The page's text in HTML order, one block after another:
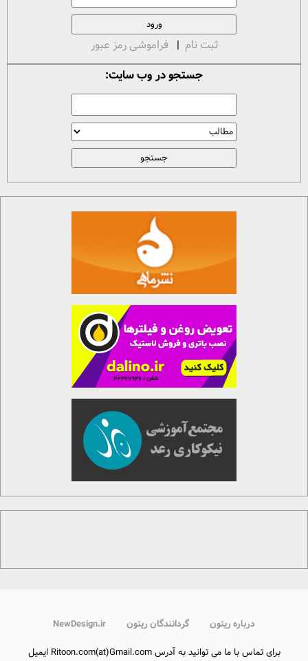
ثبت نام | فراموشی رمز عبور
جستجو در وب سایت:
درباره ریتون گردانندگان ریتون NewDesign.ir
برای تماس با ما می توانید به آدرس Ritoon.com(at)Gmail.com ایمیل